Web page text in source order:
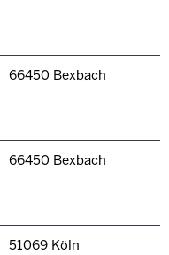
66450 Bexbach
66450 Bexbach
51069 Köln